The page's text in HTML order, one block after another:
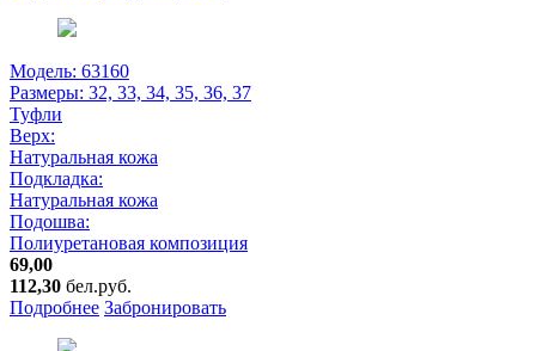
Модель: 63160
Размеры: 32, 33, 34, 35, 36, 37
Туфли
Верх:
Натуральная кожа
Подкладка:
Натуральная кожа
Подошва:
Полиуретановая композиция
69,00
112,30 бел.руб.
Подробнее Забронировать